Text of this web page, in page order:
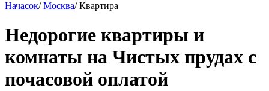
Начасок/ Москва/ Квартира
Недорогие квартиры и
комнаты на Чистых прудах c
почасовой оплатой